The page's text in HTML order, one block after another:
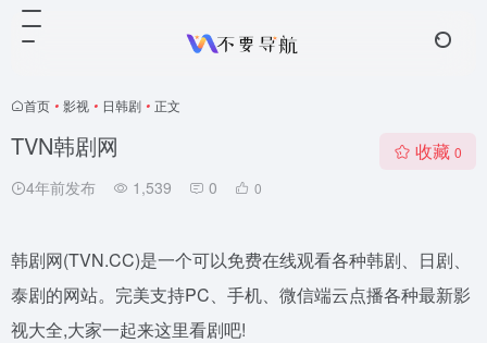
首页 • 影视 • 日韩剧 • 正文
TVN韩剧网
4年前发布 1,539 0 0
收藏 0
韩剧网(TVN.CC)是一个可以免费在线观看各种韩剧、日剧、
泰剧的网站。完美支持PC、手机、微信端云点播各种最新影
视大全,大家一起来这里看剧吧!